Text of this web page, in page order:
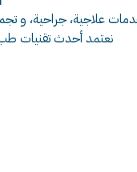
علاجية، جراحية، و
نعتمد أحدث تقنيات طب